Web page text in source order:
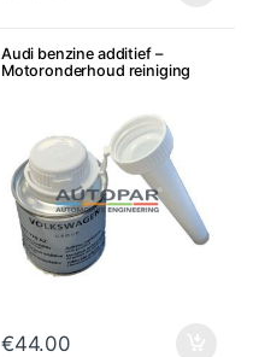
Audi benzine additief –
Motoronderhoud reiniging
€44.00